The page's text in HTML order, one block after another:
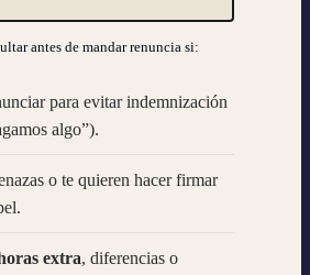
antes de mandar renuncia si:
para evitar indemnización
algo”).
o te quieren hacer firmar
extra, diferencias o